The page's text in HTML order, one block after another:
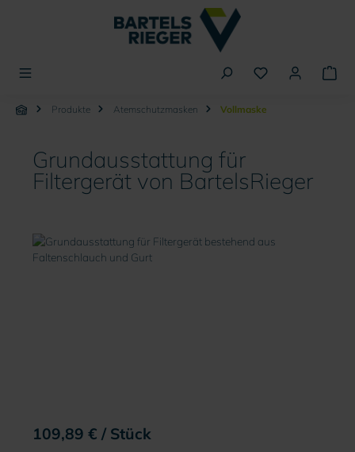
Produkte Atemschutzmasken Vollmaske
Grundausstattung für
Filtergerät von BartelsRieger
Bildergalerie überspringen
109,89 € / Stück